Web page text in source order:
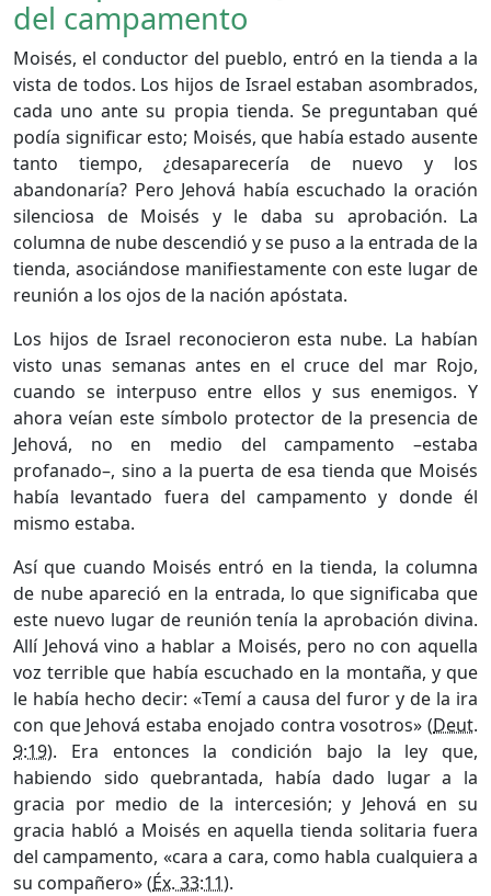
del campamento
Moisés, el conductor del pueblo, entró en la tienda a la
vista de todos. Los hijos de Israel estaban asombrados,
cada uno ante su propia tienda. Se preguntaban qué
podía significar esto; Moisés, que había estado ausente
tanto tiempo, ¿desaparecería de nuevo y los
abandonaría? Pero Jehová había escuchado la oración
silenciosa de Moisés y le daba su aprobación. La
columna de nube descendió y se puso a la entrada de la
tienda, asociándose manifiestamente con este lugar de
reunión a los ojos de la nación apóstata.
Los hijos de Israel reconocieron esta nube. La habían
visto unas semanas antes en el cruce del mar Rojo,
cuando se interpuso entre ellos y sus enemigos. Y
ahora veían este símbolo protector de la presencia de
Jehová, no en medio del campamento –estaba
profanado–, sino a la puerta de esa tienda que Moisés
había levantado fuera del campamento y donde él
mismo estaba.
Así que cuando Moisés entró en la tienda, la columna
de nube apareció en la entrada, lo que significaba que
este nuevo lugar de reunión tenía la aprobación divina.
Allí Jehová vino a hablar a Moisés, pero no con aquella
voz terrible que había escuchado en la montaña, y que
le había hecho decir: «Temí a causa del furor y de la ira
con que Jehová estaba enojado contra vosotros» (Deut.
9:19). Era entonces la condición bajo la ley que,
habiendo sido quebrantada, había dado lugar a la
gracia por medio de la intercesión; y Jehová en su
gracia habló a Moisés en aquella tienda solitaria fuera
del campamento, «cara a cara, como habla cualquiera a
su compañero» (Éx. 33:11).